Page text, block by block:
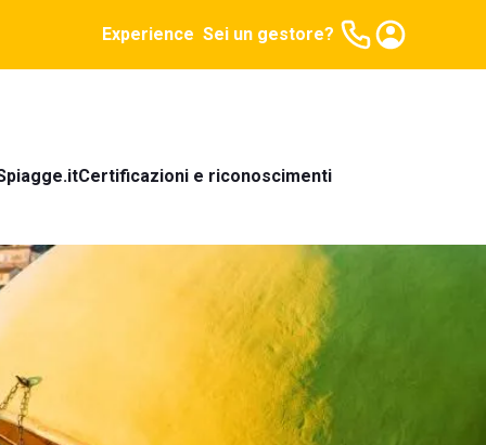
Experience Sei un gestore?
Certificazioni e riconoscimenti